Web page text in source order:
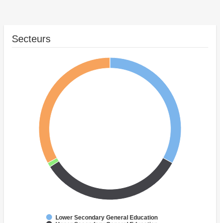
Secteurs
Lower Secondary General Education